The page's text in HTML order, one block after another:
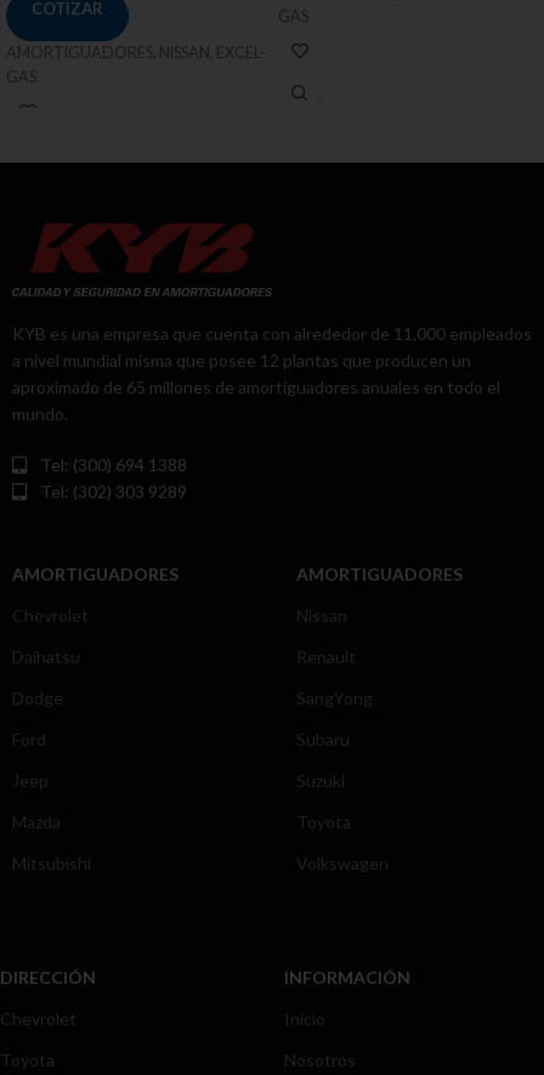
COTIZAR
AMORTIGUADORES, NISSAN, EXCEL-
GAS
GAS
KYB es una empresa que cuenta con alrededor de 11,000 empleados
a nivel mundial misma que posee 12 plantas que producen un
aproximado de 65 millones de amortiguadores anuales en todo el
mundo.
Tel: (300) 694 1388
Tel: (302) 303 9289
AMORTIGUADORES
Chevrolet
Daihatsu
Dodge
Ford
Jeep
Mazda
Mitsubishi
AMORTIGUADORES
Nissan
Renault
SangYong
Subaru
Suzuki
Toyota
Volkswagen
DIRECCIÓN
Chevrolet
Toyota
INFORMACIÓN
Inicio
Nosotros